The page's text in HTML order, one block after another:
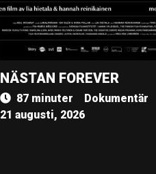
NÄSTAN FOREVER
87 minuter Dokumentär
21 augusti, 2026